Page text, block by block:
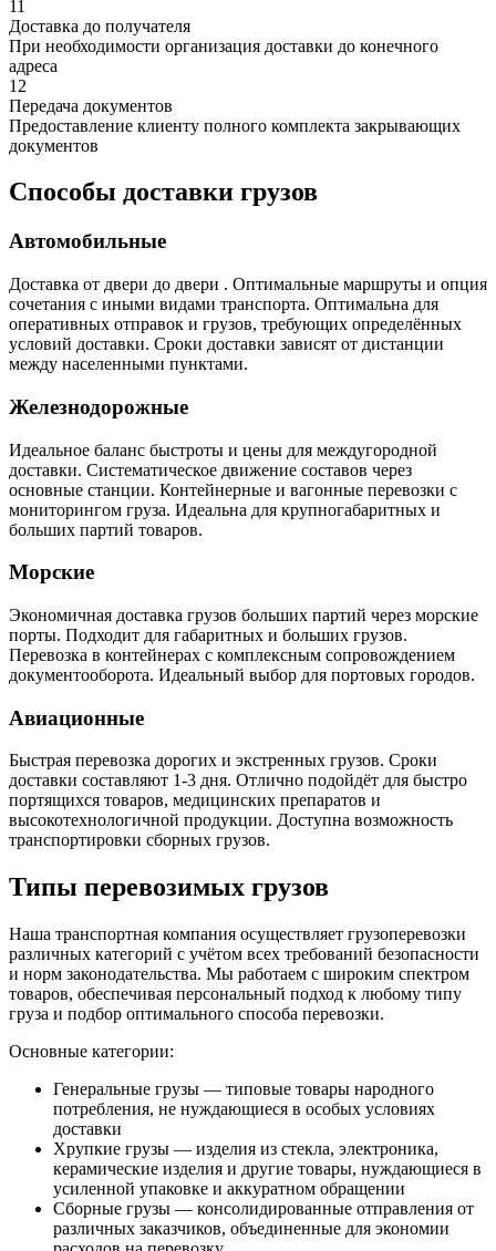
11
Доставка до получателя
При необходимости организация доставки до конечного
адреса
12
Передача документов
Предоставление клиенту полного комплекта закрывающих
документов
Способы доставки грузов
Автомобильные
Доставка от двери до двери . Оптимальные маршруты и опция
сочетания с иными видами транспорта. Оптимальна для
оперативных отправок и грузов, требующих определённых
условий доставки. Сроки доставки зависят от дистанции
между населенными пунктами.
Железнодорожные
Идеальное баланс быстроты и цены для междугородной
доставки. Систематическое движение составов через
основные станции. Контейнерные и вагонные перевозки с
мониторингом груза. Идеальна для крупногабаритных и
больших партий товаров.
Морские
Экономичная доставка грузов больших партий через морские
порты. Подходит для габаритных и больших грузов.
Перевозка в контейнерах с комплексным сопровождением
документооборота. Идеальный выбор для портовых городов.
Авиационные
Быстрая перевозка дорогих и экстренных грузов. Сроки
доставки составляют 1-3 дня. Отлично подойдёт для быстро
портящихся товаров, медицинских препаратов и
высокотехнологичной продукции. Доступна возможность
транспортировки сборных грузов.
Типы перевозимых грузов
Наша транспортная компания осуществляет грузоперевозки
различных категорий с учётом всех требований безопасности
и норм законодательства. Мы работаем с широким спектром
товаров, обеспечивая персональный подход к любому типу
груза и подбор оптимального способа перевозки.
Основные категории:
Генеральные грузы — типовые товары народного
потребления, не нуждающиеся в особых условиях
доставки
Хрупкие грузы — изделия из стекла, электроника,
керамические изделия и другие товары, нуждающиеся в
усиленной упаковке и аккуратном обращении
Сборные грузы — консолидированные отправления от
различных заказчиков, объединенные для экономии